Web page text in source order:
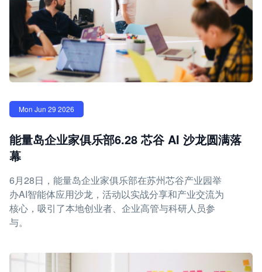
Mon Jun 29 2026
能量岛企业家俱乐部6.28 芯谷 AI 沙龙圆满落
幕
6月28日，能量岛企业家俱乐部在苏州芯谷产业园举
办AI智能体应用沙龙，活动以实战分享和产业交流为
核心，吸引了本地创业者、企业高管与科研人员参
与。